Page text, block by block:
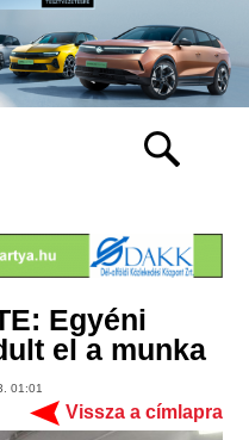
Egyéni
el a munka
01:01
Vissza a címlapra